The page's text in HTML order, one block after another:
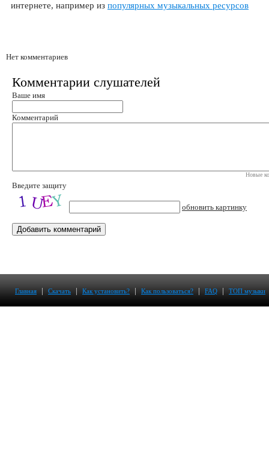
интернете, например из популярных музыкальных ресурсов
Нет комментариев
Комментарии слушателей
Ваше имя
Комментарий
Новые
Введите защиту
обновить картинку
Главная | Скачать | Как установить? | Как пользоваться? | FAQ | ТОП музыки